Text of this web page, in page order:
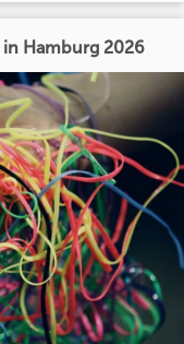
Hamburg 2026